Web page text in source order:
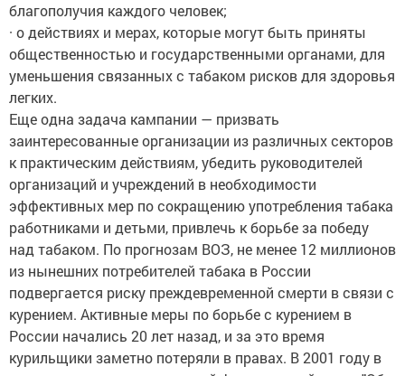
благополучия каждого человек;
· о действиях и мерах, которые могут быть приняты
общественностью и государственными органами, для
уменьшения связанных с табаком рисков для здоровья
легких.
Еще одна задача кампании — призвать
заинтересованные организации из различных секторов
к практическим действиям, убедить руководителей
организаций и учреждений в необходимости
эффективных мер по сокращению употребления табака
работниками и детьми, привлечь к борьбе за победу
над табаком. По прогнозам ВОЗ, не менее 12 миллионов
из нынешних потребителей табака в России
подвергается риску преждевременной смерти в связи с
курением. Активные меры по борьбе с курением в
России начались 20 лет назад, и за это время
курильщики заметно потеряли в правах. В 2001 году в